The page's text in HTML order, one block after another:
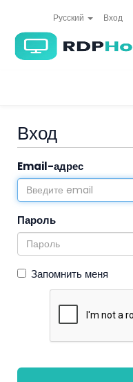
Русский Вход
Вход
Email-адрес
Пароль
Запомнить меня